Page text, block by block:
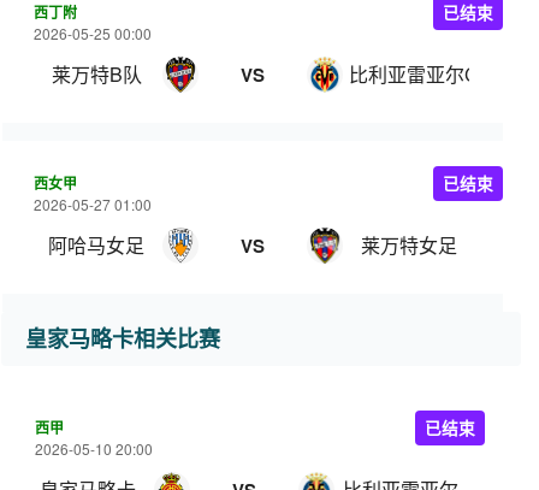
西丁附
2026-05-25 00:00
莱万特B队 VS 比利亚雷亚尔C队
已结束
西女甲
2026-05-27 01:00
阿哈马女足 VS 莱万特女足
已结束
皇家马略卡相关比赛
西甲
2026-05-10 20:00
已结束